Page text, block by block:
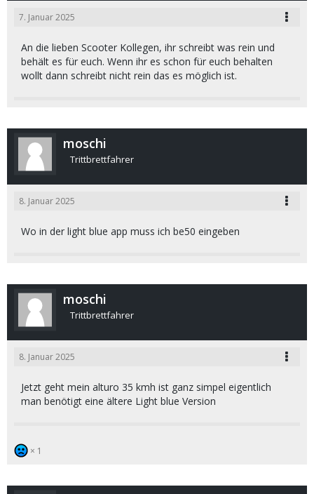
7. Januar 2025
An die lieben Scooter Kollegen, ihr schreibt was rein und
behält es für euch. Wenn ihr es schon für euch behalten
wollt dann schreibt nicht rein das es möglich ist.
moschi
Trittbrettfahrer
8. Januar 2025
Wo in der light blue app muss ich be50 eingeben
moschi
Trittbrettfahrer
8. Januar 2025
Jetzt geht mein alturo 35 kmh ist ganz simpel eigentlich
man benötigt eine ältere Light blue Version
1